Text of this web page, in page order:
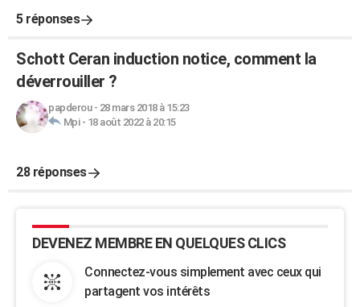
5 réponses
Schott Ceran induction notice, comment la
déverrouiller ?
papderou- 28 mars 2018 à 15:23
Mpi- 18 août 2022 à 20:15
28 réponses
DEVENEZ MEMBRE EN QUELQUES CLICS
Connectez-vous simplement avec ceux qui
partagent vos intérêts